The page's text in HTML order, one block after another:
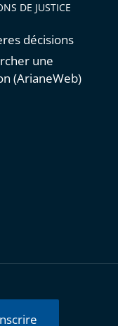
DE JUSTICE
décisions
une
(ArianeWeb)